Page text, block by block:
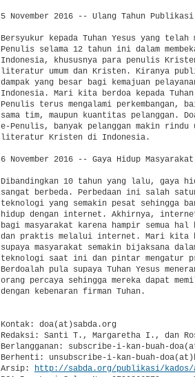
5 November 2016 -- Ulang Tahun
Bersyukur kepada Tuhan Yesus yang
Penulis selama 12 tahun ini dalam
Indonesia, khususnya para penulis
literatur umum dan Kristen. Kiranya
dampak yang besar bagi kemajuan
Indonesia. Mari kita berdoa kepada
Penulis terus mengalami perkembangan,
sama tim, maupun kuantitas pelanggan.
e-Penulis, banyak pelanggan makin rindu
literatur Kristen di Indonesia.
6 November 2016 -- Gaya Hidup Masyarakat
Dibandingkan 10 tahun yang lalu, gaya
sangat berbeda. Perbedaan ini salah
teknologi yang semakin pesat sehingga
hidup dengan internet. Akhirnya,
bagi masyarakat karena hampir semua hal
dan praktis melalui internet. Mari kita
supaya masyarakat semakin bijaksana
teknologi saat ini dan pintar mengatur
Berdoalah pula supaya Tuhan Yesus
orang percaya sehingga mereka dapat
dengan kebenaran firman Tuhan.
Kontak: doa(at)sabda.org
Redaksi: Santi T., Margaretha I., dan
Berlangganan: subscribe-i-kan-buah-
Berhenti: unsubscribe-i-kan-buah-
Arsip:
http://sabda.org/publikasi/